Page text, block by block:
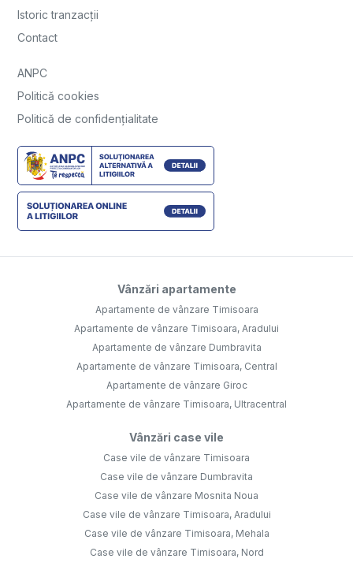
Istoric tranzacții
Contact
ANPC
Politică cookies
Politică de confidențialitate
Vânzări apartamente
Apartamente de vânzare Timisoara
Apartamente de vânzare Timisoara, Aradului
Apartamente de vânzare Dumbravita
Apartamente de vânzare Timisoara, Central
Apartamente de vânzare Giroc
Apartamente de vânzare Timisoara, Ultracentral
Vânzări case vile
Case vile de vânzare Timisoara
Case vile de vânzare Dumbravita
Case vile de vânzare Mosnita Noua
Case vile de vânzare Timisoara, Aradului
Case vile de vânzare Timisoara, Mehala
Case vile de vânzare Timisoara, Nord